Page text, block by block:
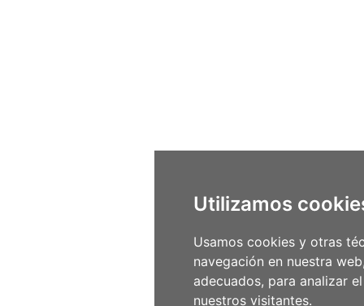
Utilizamos
Usamos cookies y otras
navegación en nuestra
adecuados, para analizar
nuestros visitantes.